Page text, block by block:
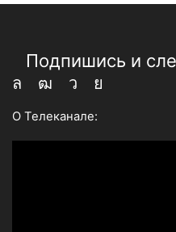
Подпишись и
Whatsapp
YoutubeTelegram
Vk
О Телеканале: